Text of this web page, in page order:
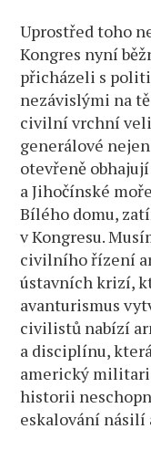
Uprostřed toho
Kongres nyní
přicházeli s
nezávislými na
civilní vrchní
generálové
otevřeně
a Jihočínské
Bílého domu,
v Kongresu.
civilního řízení
ústavních krizí,
avanturismus
civilistů nabízí
a disciplínu,
americký
historii
eskalování násilí